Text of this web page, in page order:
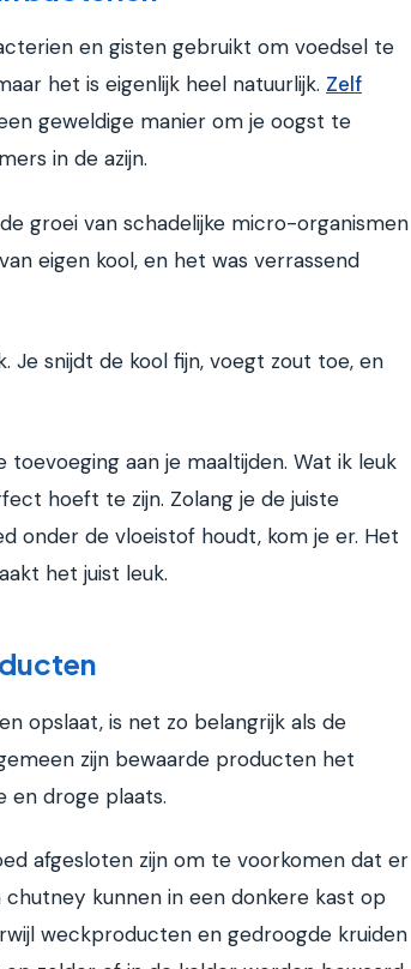
en gisten gebruikt om voedsel te
het is eigenlijk heel natuurlijk. Zelf
geweldige manier om je oogst te
in de azijn.
groei van schadelijke micro-organismen
eigen kool, en het was verrassend
Je snijdt de kool fijn, voegt zout toe, en
aan je maaltijden. Wat ik leuk
hoeft te zijn. Zolang je de juiste
onder de vloeistof houdt, kom je er. Het
het juist leuk.
opslaat, is net zo belangrijk als de
zijn bewaarde producten het
en droge plaats.
afgesloten zijn om te voorkomen dat er
kunnen in een donkere kast op
weckproducten en gedroogde kruiden